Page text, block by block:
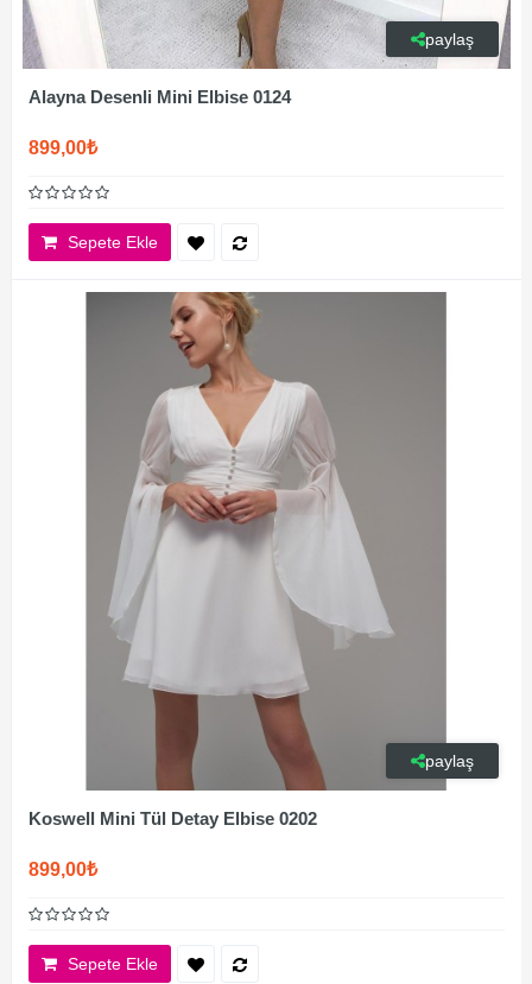
paylaş
Alayna Desenli Mini Elbise 0124
899,00₺
Sepete Ekle
paylaş
Koswell Mini Tül Detay Elbise 0202
899,00₺
Sepete Ekle